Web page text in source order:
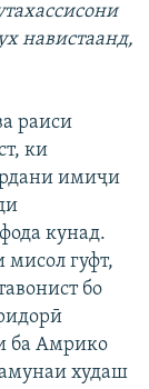
навистаанд,
раиси
ки
имиҷи
кунад.
мисол гуфт,
бо
ба Амрико
худаш